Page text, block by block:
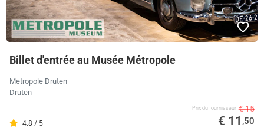
Billet d'entrée au Musée Métropole
Metropole Druten
Druten
4.8 / 5
Prix ​​du fournisseur € 15
€ 11 ,50